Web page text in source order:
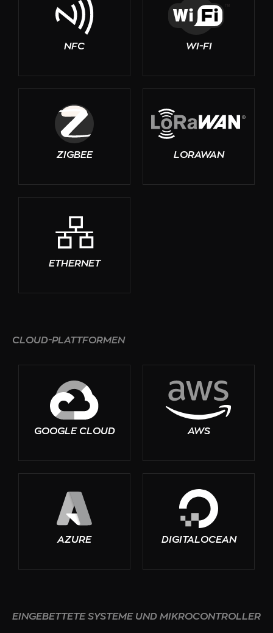
NFC WI-FI
ZIGBEE LORAWAN
ETHERNET
CLOUD-PLATTFORMEN
GOOGLE CLOUD AWS
AZURE DIGITALOCEAN
EINGEBETTETE SYSTEME UND MIKROCONTROLLER